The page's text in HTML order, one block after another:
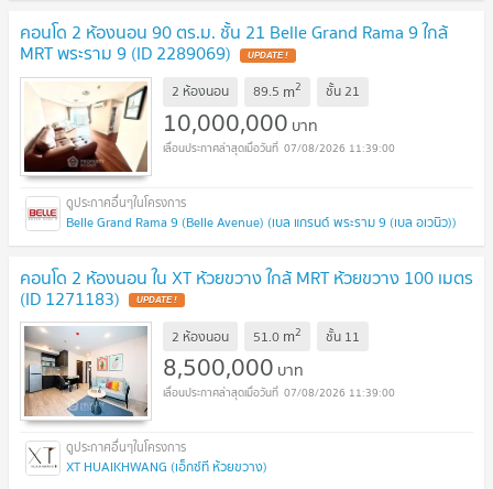
คอนโด 2 ห้องนอน 90 ตร.ม. ชั้น 21 Belle Grand Rama 9 ใกล้
MRT พระราม 9 (ID 2289069) UPDATE !
2 ห้องนอน 89.5 m2 ชั้น21
10,000,000 บาท
07/08/2026 11:39:00
Belle Grand Rama 9 (Belle Avenue) (เบล แกรนด์ พระราม 9 (เบล อเวนิว))
คอนโด 2 ห้องนอน ใน XT ห้วยขวาง ใกล้ MRT ห้วยขวาง 100 เมตร
(ID 1271183) UPDATE !
2 ห้องนอน 51.0 m2 ชั้น 11
8,500,000 บาท
07/08/2026 11:39:00
XT HUAIKHWANG (เอ็กซ์ที ห้วยขวาง)